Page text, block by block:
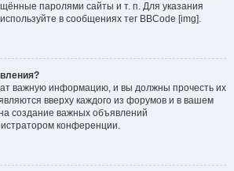
паролями сайты и т. п. Для указания
в сообщениях тег BBCode [img].
важную информацию, и вы должны прочесть их
вверху каждого из форумов и в вашем
создание важных объявлений
конференции.